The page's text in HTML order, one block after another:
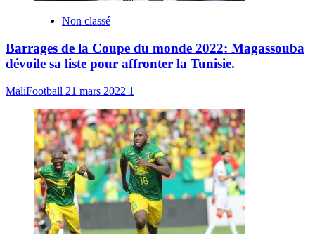
Non classé
Barrages de la Coupe du monde 2022: Magassouba
dévoile sa liste pour affronter la Tunisie.
MaliFootball 21 mars 2022 1